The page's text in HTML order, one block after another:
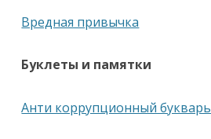
Вредная привычка
Буклеты и памятки
Анти коррупционный букварь